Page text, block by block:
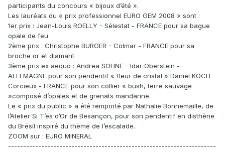
participants du concours « bijoux d’été ».
Les lauréats du « prix professionnel EURO GEM 2008 » sont :
1er prix : Jean-Louis ROELLY - Sélestat - FRANCE pour sa bague
opale de feu
2ème prix : Christophe BURGER - Colmar - FRANCE pour sa
broche or et diamant
3ème prix ex aequo : Andrea SOHNE - Idar Oberstein -
ALLEMAGNE pour son pendentif « fleur de cristal » Daniel KOCH -
Corcieux - FRANCE pour son collier « bush, terre sauvage
»composé d’opales et de grenats mandarine
Le « prix du public » a été remporté par Nathalie Bonnemaille, de
l’Atelier Si T’es d’Or de Besançon, pour son pendentif en disthène
du Brésil inspiré du thème de l’escalade.
ZOOM sur : EURO MINERAL
---------------------------------------------------------------------